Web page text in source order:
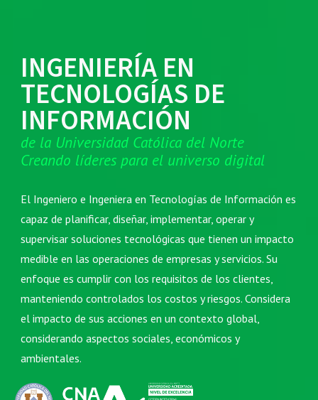
INGENIERÍA EN
TECNOLOGÍAS DE
INFORMACIÓN
de la Universidad Católica del Norte
Creando líderes para el universo digital
El Ingeniero e Ingeniera en Tecnologías de Información es
capaz de planificar, diseñar, implementar, operar y
supervisar soluciones tecnológicas que tienen un impacto
medible en las operaciones de empresas y servicios. Su
enfoque es cumplir con los requisitos de los clientes,
manteniendo controlados los costos y riesgos. Considera
el impacto de sus acciones en un contexto global,
considerando aspectos sociales, económicos y
ambientales.